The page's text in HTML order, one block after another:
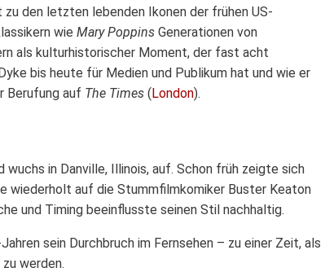
den letzten lebenden Ikonen der frühen US-
wie Mary Poppins Generationen von
als kulturhistorischer Moment, der fast acht
bis heute für Medien und Publikum hat und wie er
Berufung auf The Times (London).
in Danville, Illinois, auf. Schon früh zeigte sich
wiederholt auf die Stummfilmkomiker Buster Keaton
und Timing beeinflusste seinen Stil nachhaltig.
sein Durchbruch im Fernsehen – zu einer Zeit, als
werden.